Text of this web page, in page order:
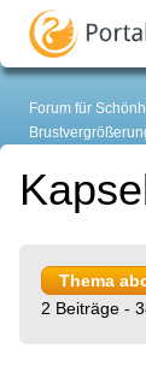
Forum für
Thema
2 Beiträge -